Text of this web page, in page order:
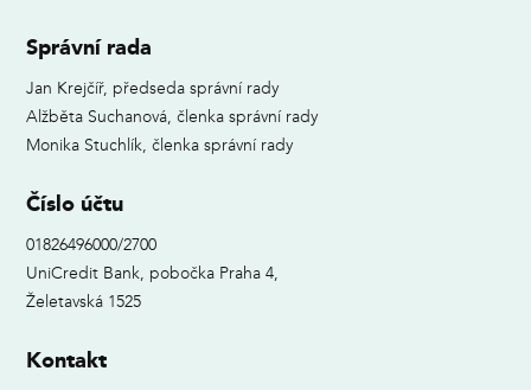
Správní rada
Jan Krejčíř, předseda správní rady
Alžběta Suchanová, členka správní rady
Monika Stuchlík, členka správní rady
Číslo účtu
01826496000/2700
UniCredit Bank, pobočka Praha 4,
Želetavská 1525
Kontakt